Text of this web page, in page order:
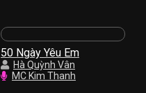
50 Ngày Yêu Em
Hà Quỳnh Vân
MC Kim Thanh